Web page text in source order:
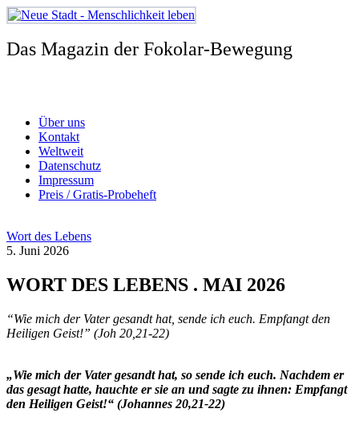
Zum
Inhalt
springen
Das Magazin der Fokolar-Bewegung
Über uns
Kontakt
Weltweit
Datenschutz
Impressum
Preis / Gratis-Probeheft
Wort des Lebens
5. Juni 2026
WORT DES LEBENS . MAI 2026
“Wie mich der Vater gesandt hat, sende ich euch. Empfangt den
Heiligen Geist!” (Joh 20,21-22)
„Wie mich der Vater gesandt hat, so sende ich euch. Nachdem er
das gesagt hatte, hauchte er sie an und sagte zu ihnen: Empfangt
den Heiligen Geist!“ (Johannes 20,21-22)